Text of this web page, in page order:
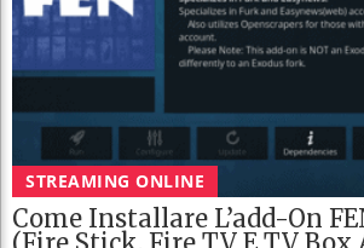
STREAMING ONLINE
Come Installare L’add-On